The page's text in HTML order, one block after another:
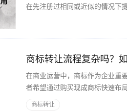
在先注册过相同或近似的情况下
在商业运营中，商标作为企业重
者希望通过购买现成商标快速布
商标转让